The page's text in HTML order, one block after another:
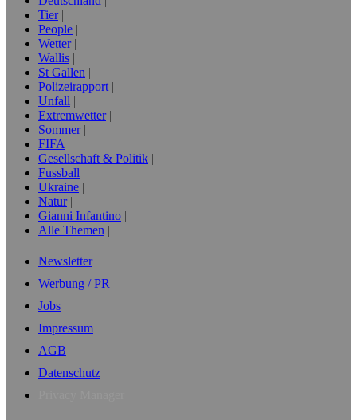
Tier
People
Wetter
Wallis
St Gallen
Polizeirapport
Unfall
Extremwetter
Sommer
FIFA
Gesellschaft & Politik
Fussball
Ukraine
Natur
Gianni Infantino
Alle Themen
Newsletter
Werbung / PR
Jobs
Impressum
AGB
Datenschutz